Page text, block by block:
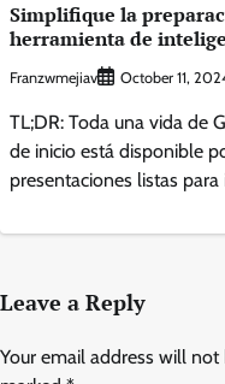
Simplifique la
herramienta de
Franzwmejiav October 11,
TL;DR: Toda una vida de
de inicio está disponible
presentaciones listas
Leave a Reply
Your email address will not